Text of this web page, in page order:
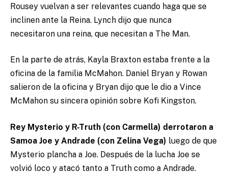
Rousey vuelvan a ser relevantes cuando haga que se
inclinen ante la Reina. Lynch dijo que nunca
necesitaron una reina, que necesitan a The Man.
En la parte de atrás, Kayla Braxton estaba frente a la
oficina de la familia McMahon. Daniel Bryan y Rowan
salieron de la oficina y Bryan dijo que le dio a Vince
McMahon su sincera opinión sobre Kofi Kingston.
Rey Mysterio y R-Truth (con Carmella) derrotaron a
Samoa Joe y Andrade (con Zelina Vega) luego de que
Mysterio plancha a Joe. Después de la lucha Joe se
volvió loco y atacó tanto a Truth como a Andrade.